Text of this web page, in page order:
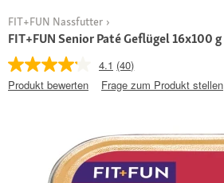
FIT+FUN Nassfutter
FIT+FUN Senior Paté Geflügel 16x100 g
4.1 (40)
Produkt bewerten
Frage zum Produkt stellen